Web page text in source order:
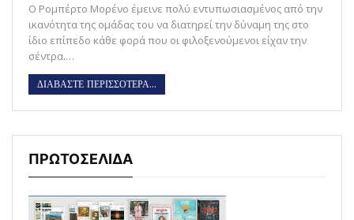
Ο Ρομπέρτο Μορένο έμεινε πολύ εντυπωσιασμένος από την
ικανότητα της ομάδας του να διατηρεί την δύναμη της στο
ίδιο επίπεδο κάθε φορά που οι φιλοξενούμενοι είχαν την
σέντρα.…
ΔΙΑΒΑΣΤΕ ΠΕΡΙΣΣΟΤΕΡΑ...
ΠΡΩΤΟΣΕΛΙΔΑ